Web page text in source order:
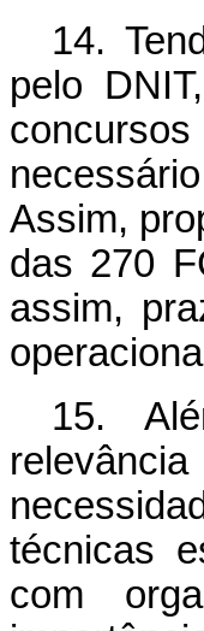
14.
pelo
Assim,
das 270
assim,
15.
técnicas
com